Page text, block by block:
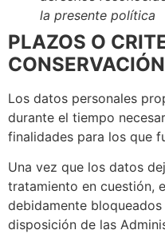
la presente política
PLAZOS O
Los datos personales
durante el tiempo
finalidades para los que
Una vez que los datos
tratamiento en cuestión,
debidamente
disposición de las